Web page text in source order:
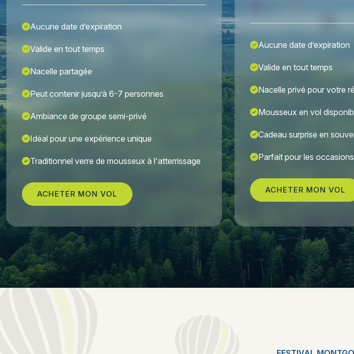
Aucune date d’expiration
Valide en tout temps
Nacelle partagée
Peut contenir jusqu’à 6-7 personnes
Ambiance de groupe semi-privé
Idéal pour une expérience unique
Traditionnel verre de mousseux à l'atterrissage
ACHETER MON VOL
Aucune date d’expiration
Valide en tout temps
Nacelle privé pour votre
Mousseux en vol
Cadeau surprise en
Parfait pour les
ACHETER MON VOL